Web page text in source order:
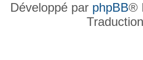
Développé par phpBB®